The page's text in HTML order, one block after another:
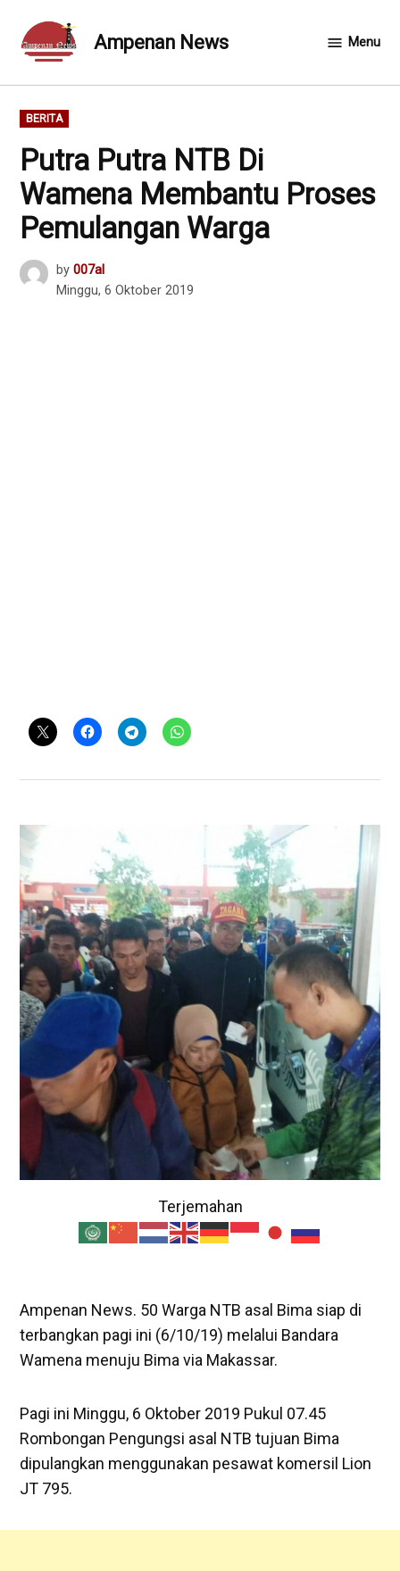
content
Ampenan News Menu
POSTED
IN
BERITA
Putra Putra NTB Di
Wamena Membantu Proses
Pemulangan Warga
by 007al
Minggu, 6 Oktober 2019
Terjemahan
Ampenan News. 50 Warga NTB asal Bima siap di
terbangkan pagi ini (6/10/19) melalui Bandara
Wamena menuju Bima via Makassar.
Pagi ini Minggu, 6 Oktober 2019 Pukul 07.45
Rombongan Pengungsi asal NTB tujuan Bima
dipulangkan menggunakan pesawat komersil Lion
JT 795.